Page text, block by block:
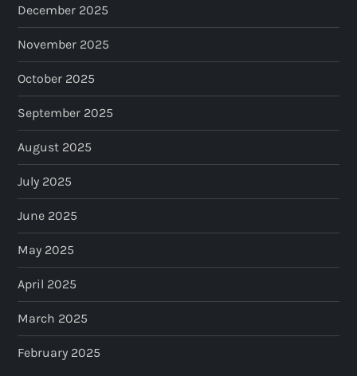
December 2025
November 2025
October 2025
September 2025
August 2025
July 2025
June 2025
May 2025
April 2025
March 2025
February 2025